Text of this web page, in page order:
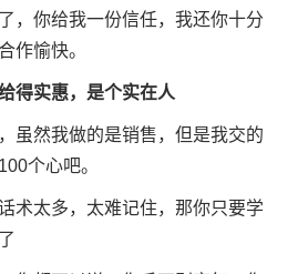
你给我一份信任，我还你十分
作愉快。
得实惠，是个实在人
然我做的是销售，但是我交的
个心吧。
太多，太难记住，那你只要学